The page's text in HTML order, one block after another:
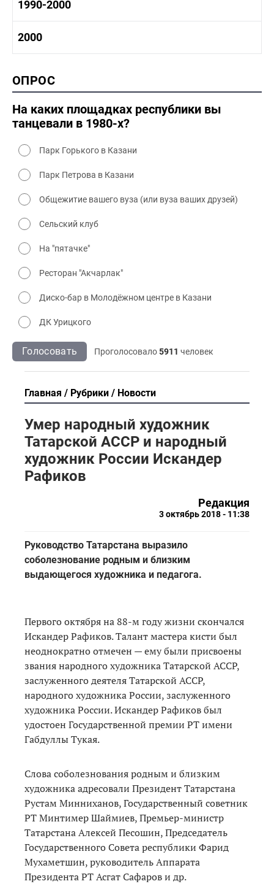
1970 - 1980 быт
1980 -1990 история
1980-1990 культура
1990-2000
1990-2000 культура
2000
2000 промышленность
2000 культура
ОПРОС
На каких площадках республики вы
танцевали в 1980-х?
Парк Горького в Казани
Парк Петрова в Казани
Общежитие вашего вуза (или вуза ваших друзей)
Сельский клуб
На "пятачке"
Ресторан "Акчарлак"
Диско-бар в Молодёжном центре в Казани
ДК Урицкого
Голосовать Проголосовало5911 человек
Главная Рубрики Новости
Умер народный художник
Татарской АССР и народный
художник России Искандер
Рафиков
Редакция
3 октябрь 2018 - 11:38
Руководство Татарстана выразило
соболезнование родным и близким
выдающегося художника и педагога.
Первого октября на 88-м году жизни скончался
Искандер Рафиков. Талант мастера кисти был
неоднократно отмечен — ему были присвоены
звания народного художника Татарской АССР,
заслуженного деятеля Татарской АССР,
народного художника России, заслуженного
художника России. Искандер Рафиков был
удостоен Государственной премии РТ имени
Габдуллы Тукая.
Слова соболезнования родным и близким
художника адресовали Президент Татарстана
Рустам Минниханов, Государственный советник
РТ Минтимер Шаймиев, Премьер-министр
Татарстана Алексей Песошин, Председатель
Государственного Совета республики Фарид
Мухаметшин, руководитель Аппарата
Президента РТ Асгат Сафаров и др.